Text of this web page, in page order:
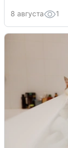
8 августа 1